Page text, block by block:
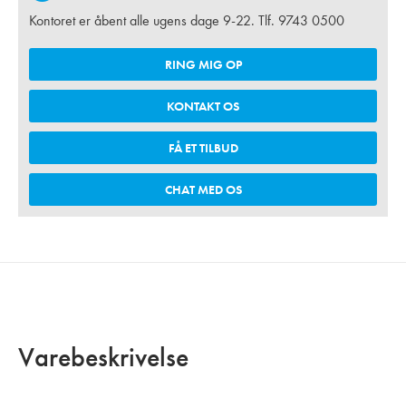
Kontoret er åbent alle ugens dage 9-22. Tlf. 9743 0500
RING MIG OP
KONTAKT OS
FÅ ET TILBUD
CHAT MED OS
Varebeskrivelse